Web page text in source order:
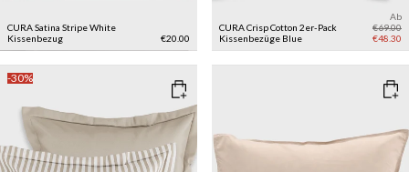
CURA Satina Stripe White
Kissenbezug
€20.00
CURA Crisp Cotton 2er-Pack
Kissenbezüge Blue
Ab
€69.00
€48.30
-30%